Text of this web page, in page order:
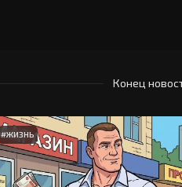
Конец
#ЖИЗНЬ